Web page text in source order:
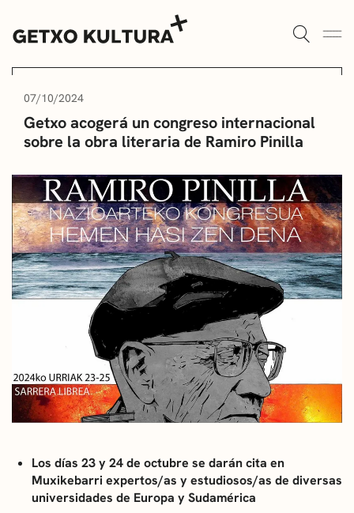
AGENDA
MUXIKEBARRI
CONTACTO
ENTRADAS
AULAS DE CULTURA
BIBLIOTECAS
ESCUELA DE MÚSICA
CONVOCATORIAS
NOTICIAS
ASOCIACIONES CULTURALES
AULAS DE CULTURA
ALGORTA
07/10/2024
Getxo acogerá un congreso internacional
sobre la obra literaria de Ramiro Pinilla
Los días 23 y 24 de octubre se darán cita en
Muxikebarri expertos/as y estudiosos/as de diversas
universidades de Europa y Sudamérica